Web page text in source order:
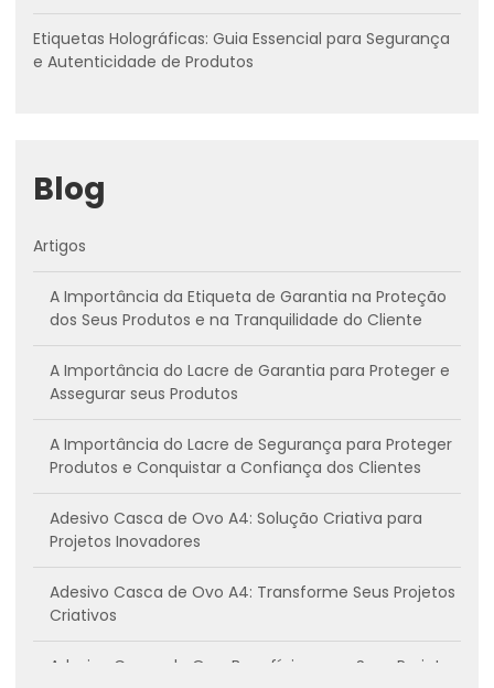
Etiquetas Holográficas: Guia Essencial para Segurança
e Autenticidade de Produtos
Blog
Artigos
A Importância da Etiqueta de Garantia na Proteção
dos Seus Produtos e na Tranquilidade do Cliente
A Importância do Lacre de Garantia para Proteger e
Assegurar seus Produtos
A Importância do Lacre de Segurança para Proteger
Produtos e Conquistar a Confiança dos Clientes
Adesivo Casca de Ovo A4: Solução Criativa para
Projetos Inovadores
Adesivo Casca de Ovo A4: Transforme Seus Projetos
Criativos
Adesivo Casca de Ovo: Benefícios para Seus Projetos